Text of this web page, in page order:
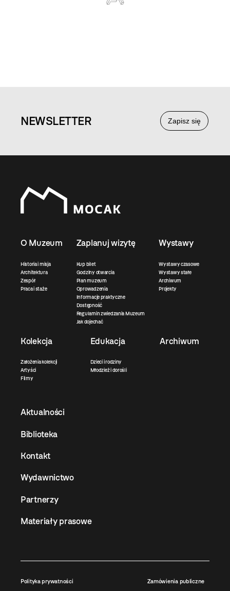
Zapisz się
NEWSLETTER
O Muzeum
Historia i misja
Architektura
Zespół
Praca i staże
Zaplanuj wizytę
Kup bilet
Godziny otwarcia
Plan muzeum
Oprowadzenia
Informacje praktyczne
Dostępność
Regulamin zwiedzania Muzeum
Jak dojechać
Wystawy
Wystawy czasowe
Wystawy stałe
Archiwum
Projekty
Kolekcja
Założenia kolekcji
Artyści
Filmy
Edukacja
Dzieci i rodziny
Młodzież i dorośli
Archiwum
Aktualności
Biblioteka
Kontakt
Wydawnictwo
Partnerzy
Materiały prasowe
Polityka prywatności Zamówienia publiczne